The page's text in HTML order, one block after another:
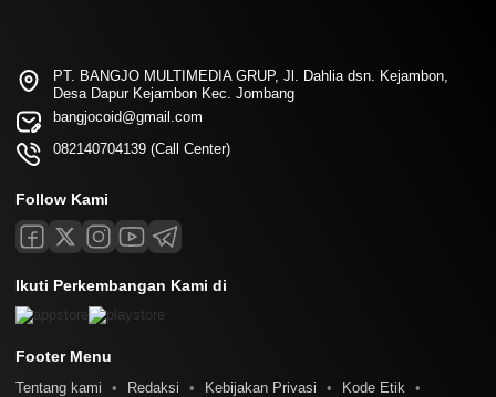
PT. BANGJO MULTIMEDIA GRUP, Jl. Dahlia dsn. Kejambon,
Desa Dapur Kejambon Kec. Jombang
bangjocoid@gmail.com
082140704139 (Call Center)
Follow Kami
Ikuti Perkembangan Kami di
Footer Menu
Tentang kami Redaksi Kebijakan Privasi
Kode Etik